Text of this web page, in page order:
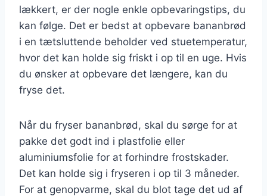
lækkert, er der nogle enkle opbevaringstips, du
kan følge. Det er bedst at opbevare bananbrød
i en tætsluttende beholder ved stuetemperatur,
hvor det kan holde sig friskt i op til en uge. Hvis
du ønsker at opbevare det længere, kan du
fryse det.
Når du fryser bananbrød, skal du sørge for at
pakke det godt ind i plastfolie eller
aluminiumsfolie for at forhindre frostskader.
Det kan holde sig i fryseren i op til 3 måneder.
For at genopvarme, skal du blot tage det ud af